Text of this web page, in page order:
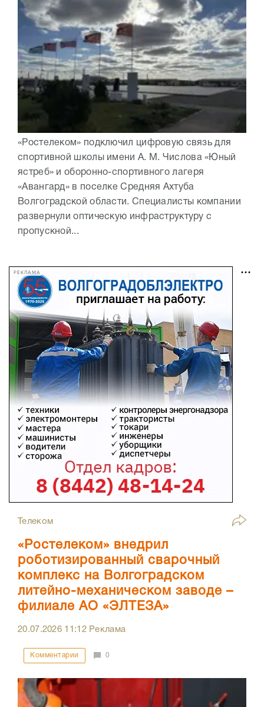
«Ростелеком» подключил цифровую связь для
спортивной школы имени А. М. Числова «Юный
ястреб» и оборонно-спортивного лагеря
«Авангард» в поселке Средняя Ахтуба
Волгоградской области. Специалисты компании
развернули оптическую инфраструктуру с
пропускной...
РЕКЛАМА
Телеком
«Ростелеком» внедрил
роботизированный сварочный
комплекс на Волгоградском
литейно-механическом заводе –
филиале АО «ЭЛТЕЗА»
20.07.2026 11:12Реклама
Комментарии 0